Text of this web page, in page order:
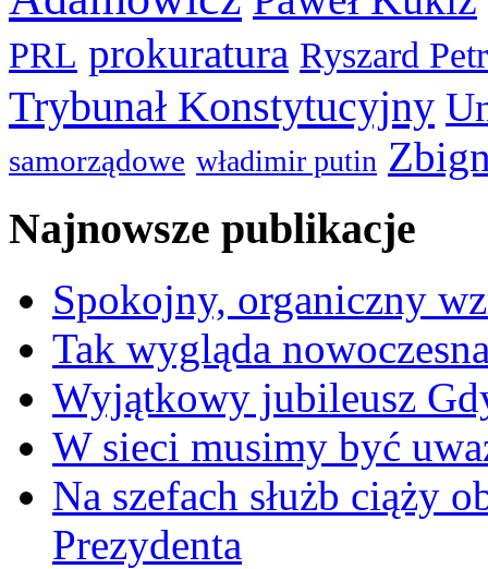
PRL prokuratura Ryszard
Trybunał Konstytucyjny
samorządowe władimir putin
Najnowsze publikacje
Spokojny, organiczny
Tak wygląda
Wyjątkowy jubileusz
W sieci musimy być
Na szefach służb ciąży
Prezydenta